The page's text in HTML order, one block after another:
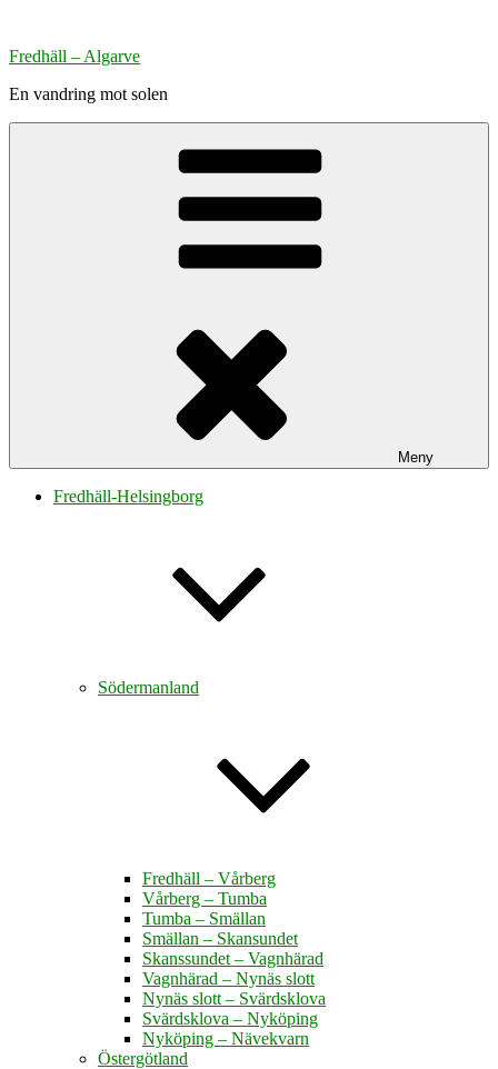
innehåll
Fredhäll – Algarve
En vandring mot solen
Meny
Fredhäll-Helsingborg
Södermanland
Fredhäll – Vårberg
Vårberg – Tumba
Tumba – Smällan
Smällan – Skansundet
Skanssundet – Vagnhärad
Vagnhärad – Nynäs slott
Nynäs slott – Svärdsklova
Svärdsklova – Nyköping
Nyköping – Nävekvarn
Östergötland